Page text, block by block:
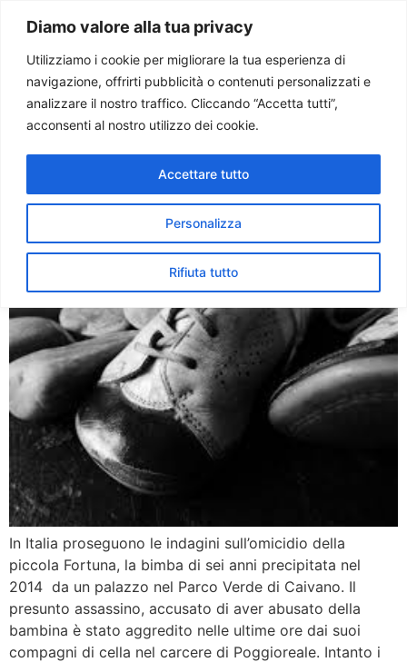
Diamo valore alla tua privacy
Utilizziamo i cookie per migliorare la tua esperienza di
navigazione, offrirti pubblicità o contenuti personalizzati e
analizzare il nostro traffico. Cliccando “Accetta tutti”,
acconsenti al nostro utilizzo dei cookie.
Personalizza
Rifiuta tutto
Accettare tutto
Paolo Ondarza
Tag:minori
Pedofilia: la cattiveria
infame dell’omertà. La
denuncia di Meter
In Italia proseguono le indagini sull’omicidio della
piccola Fortuna, la bimba di sei anni precipitata nel
2014 da un palazzo nel Parco Verde di Caivano. Il
presunto assassino, accusato di aver abusato della
bambina è stato aggredito nelle ultime ore dai suoi
compagni di cella nel carcere di Poggioreale. Intanto i